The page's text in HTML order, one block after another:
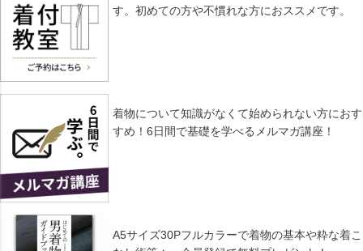
す。初めての方や不慣れな方におススメです。
着物について知識がなくて始められない方におす
すめ！6日間で基礎を学べるメルマガ講座！
A5サイズ30Pフルカラーで着物の基本や粋な着こ